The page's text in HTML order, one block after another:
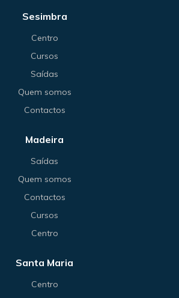
Sesimbra
Centro
Cursos
Saídas
Quem somos
Contactos
Madeira
Saídas
Quem somos
Contactos
Cursos
Centro
Santa Maria
Centro